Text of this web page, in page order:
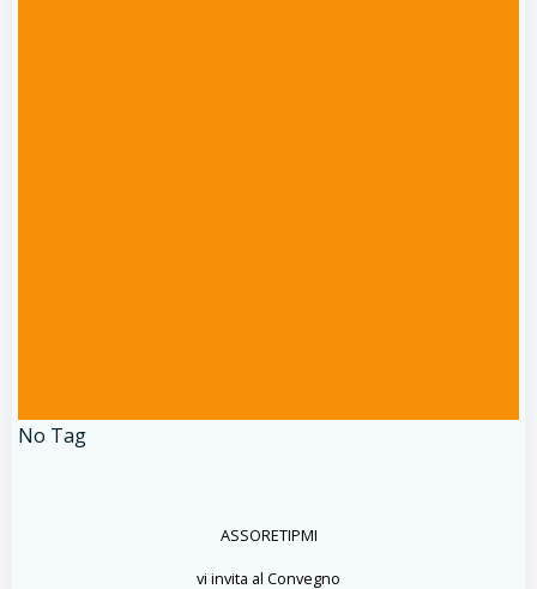
No Tag
ASSORETIPMI
vi invita al Convegno